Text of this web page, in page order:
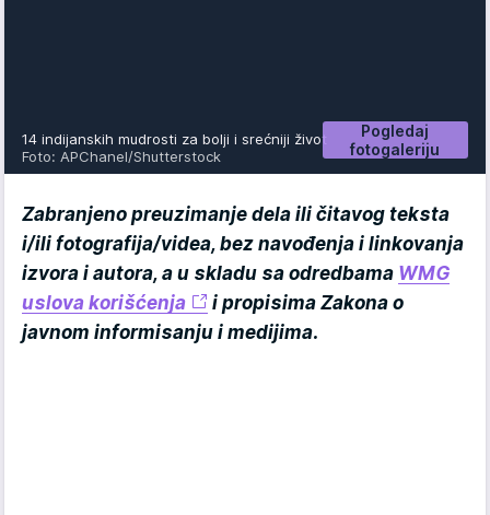
Pogledaj
fotogaleriju
14 indijanskih mudrosti za bolji i srećniji život
Foto: APChanel/Shutterstock
Zabranjeno preuzimanje dela ili čitavog teksta
i/ili fotografija/videa, bez navođenja i linkovanja
izvora i autora, a u skladu sa odredbama WMG
uslova korišćenja
i propisima Zakona o
javnom informisanju i medijima.